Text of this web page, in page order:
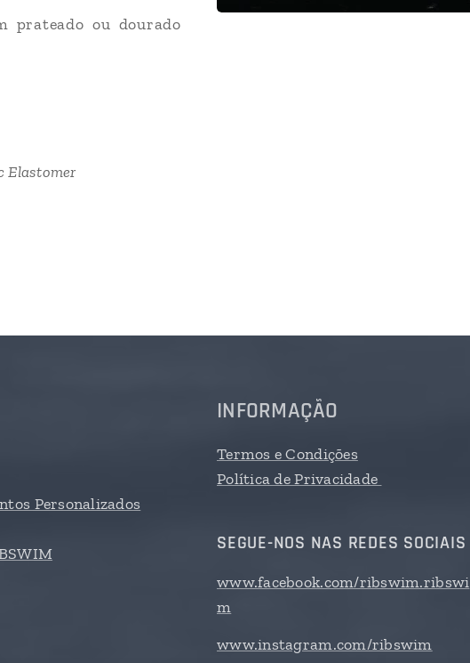
prateado ou dourado
Elastomer
Personalizados
INFORMAÇÃO
Termos e Condições
Política de Privacidade
SEGUE-NOS NAS REDES SOCIAIS
www.facebook.com/ribswim.ribswi
m
www.instagram.com/ribswim